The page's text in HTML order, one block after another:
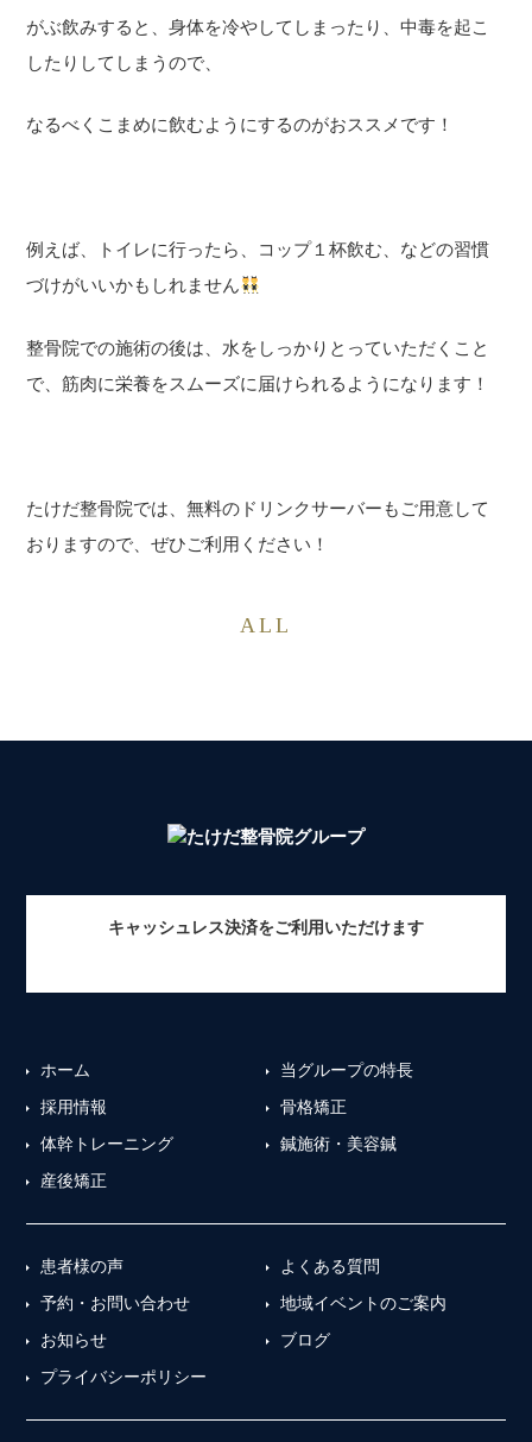
がぶ飲みすると、身体を冷やしてしまったり、中毒を起こ
したりしてしまうので、
なるべくこまめに飲むようにするのがおススメです！
例えば、トイレに行ったら、コップ１杯飲む、などの習慣
づけがいいかもしれません
整骨院での施術の後は、水をしっかりとっていただくこと
で、筋肉に栄養をスムーズに届けられるようになります！
たけだ整骨院では、無料のドリンクサーバーもご用意して
おりますので、ぜひご利用ください！
ALL
キャッシュレス決済をご利用いただけます
ホーム
当グループの特長
採用情報
骨格矯正
体幹トレーニング
鍼施術・美容鍼
産後矯正
患者様の声
よくある質問
予約・お問い合わせ
地域イベントのご案内
お知らせ
ブログ
プライバシーポリシー